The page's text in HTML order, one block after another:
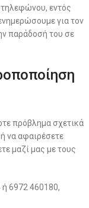
εντός
για τον
παράδοσή του σε
πρόβλημα σχετικά
να αφαιρέσετε
μαζί μας με τους
6972 460180,